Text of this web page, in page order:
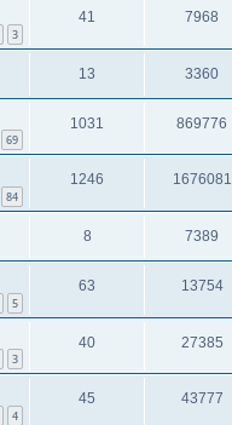
3
41 7968
13 3360
69
1031 869776
84
1246 1676081
8 7389
5
63 13754
3
40 27385
4
45 43777